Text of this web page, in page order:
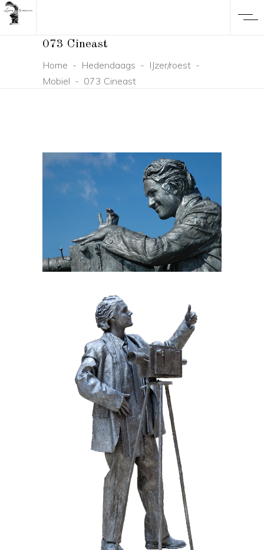
073 Cineast
Home - Hedendaags - IJzer/roest-
Mobiel - 073 Cineast